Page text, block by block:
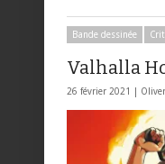
Bande dessinée
Valhalla
26 février 2021 |